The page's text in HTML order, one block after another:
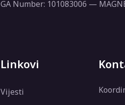
GA Number: 101083006 —
Linkovi
Vijesti